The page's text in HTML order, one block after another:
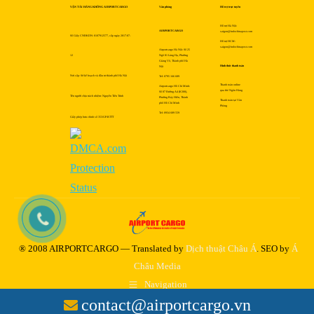
VẬN TẢI HÀNG KHÔNG AIRPORTCARGO
Số Giấy CNĐKDN: 0107912577, cấp ngày 2017-07-
12
Nơi cấp: Sở kế hoạch và đầu tư thành phố Hà Nội
Tên người chịu trách nhiệm: Nguyễn Tiến Trình
Giấy phép bưu chính số 353/GP-BTTT
Văn phòng
AIRPORTCARGO
Airportcargo Hà Nội: Số 25
Ngõ 81 Láng Hạ, Phường
Giảng Võ, Thành phố Hà
Nội
Tel: 0795 166 689
Airportcargo Hồ Chí Minh:
Số 87 Đường A4 (K300),
Phường Bảy Hiền, Thành
phố Hồ Chí Minh
Tel: 0934 689 559
Hỗ trợ trực tuyến
Hỗ trợ Hà Nội:
saigon@indochinapost.com
Hỗ trợ HCM:
saigon@indochinapost.com
Hình thức thanh toán
Thanh toán online
qua thẻ Ngân Hàng
Thanh toán tại Văn
Phòng
® 2008 AIRPORTCARGO — Translated by Dịch thuật Châu Á . SEO by Á
Châu Media
Navigation
contact@airportcargo.vn